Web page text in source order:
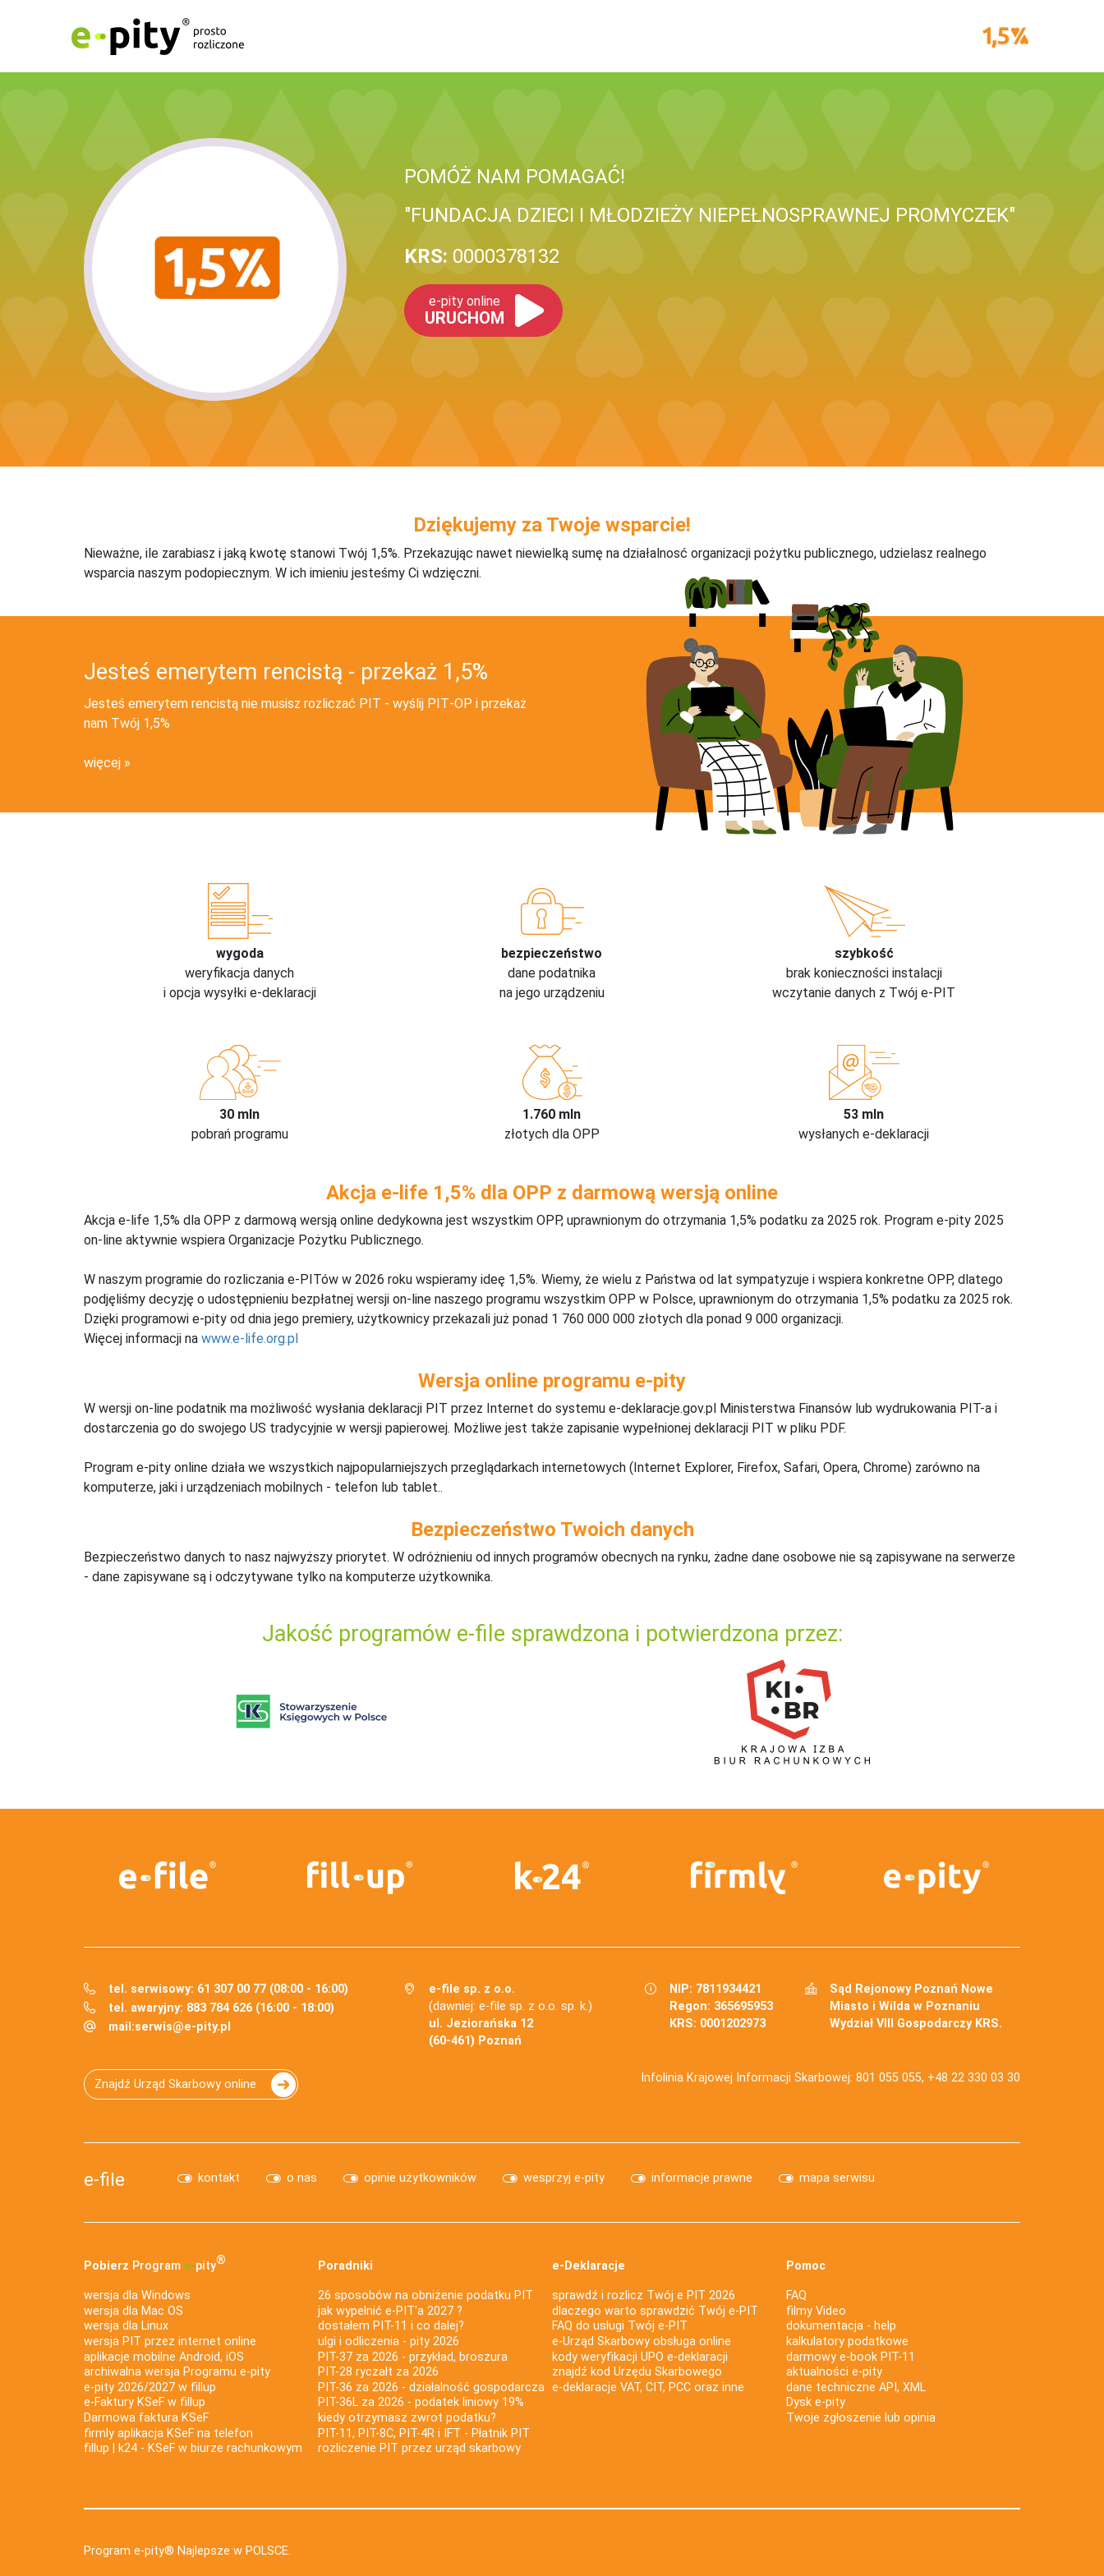
POMÓŻ NAM POMAGAĆ!
"FUNDACJA DZIECI I MŁODZIEŻY NIEPEŁNOSPRAWNEJ PROMYCZEK"
KRS: 0000378132
e-pity online
URUCHOM
Dziękujemy za Twoje wsparcie!
Nieważne, ile zarabiasz i jaką kwotę stanowi Twój 1,5%. Przekazując nawet niewielką sumę na działalnosć organizacji pożytku publicznego, udzielasz realnego
wsparcia naszym podopiecznym. W ich imieniu jesteśmy Ci wdzięczni.
Jesteś emerytem rencistą - przekaż 1,5%
Jesteś emerytem rencistą nie musisz rozliczać PIT - wyślij PIT‑OP i przekaż
nam Twój 1,5%
więcej
wygoda
weryfikacja danych
i opcja wysyłki e-deklaracji
bezpieczeństwo
dane podatnika
na jego urządzeniu
szybkość
brak konieczności instalacji
wczytanie danych z Twój e-PIT
30 mln
pobrań programu
1.760 mln
złotych dla OPP
53 mln
wysłanych e-deklaracji
Akcja e-life 1,5% dla OPP z darmową wersją online
Akcja e-life 1,5% dla OPP z darmową wersją online dedykowna jest wszystkim OPP, uprawnionym do otrzymania 1,5% podatku za 2025 rok. Program e-pity 2025
on-line aktywnie wspiera Organizacje Pożytku Publicznego.
W naszym programie do rozliczania e-PITów w 2026 roku wspieramy ideę 1,5%. Wiemy, że wielu z Państwa od lat sympatyzuje i wspiera konkretne OPP, dlatego
podjęliśmy decyzję o udostępnieniu bezpłatnej wersji on-line naszego programu wszystkim OPP w Polsce, uprawnionym do otrzymania 1,5% podatku za 2025 rok.
Dzięki programowi e-pity od dnia jego premiery, użytkownicy przekazali już ponad 1 760 000 000 złotych dla ponad 9 000 organizacji.
Więcej informacji na www.e-life.org.pl
Wersja online programu e-pity
W wersji on-line podatnik ma możliwość wysłania deklaracji PIT przez Internet do systemu e-deklaracje.gov.pl Ministerstwa Finansów lub wydrukowania PIT-a i
dostarczenia go do swojego US tradycyjnie w wersji papierowej. Możliwe jest także zapisanie wypełnionej deklaracji PIT w pliku PDF.
Program e-pity online działa we wszystkich najpopularniejszych przeglądarkach internetowych (Internet Explorer, Firefox, Safari, Opera, Chrome) zarówno na
komputerze, jaki i urządzeniach mobilnych - telefon lub tablet..
Bezpieczeństwo Twoich danych
Bezpieczeństwo danych to nasz najwyższy priorytet. W odróżnieniu od innych programów obecnych na rynku, żadne dane osobowe nie są zapisywane na serwerze
- dane zapisywane są i odczytywane tylko na komputerze użytkownika.
Jakość programów e-file sprawdzona i potwierdzona przez:
tel. serwisowy: 61 307 00 77 (08:00 - 16:00)
tel. awaryjny: 883 784 626 (16:00 - 18:00)
mail:serwis@e-pity.pl
e-file sp. z o.o.
(dawniej: e-file sp. z o.o. sp. k.)
ul. Jeziorańska 12
(60-461) Poznań
NIP: 7811934421
Regon: 365695953
KRS: 0001202973
Sąd Rejonowy Poznań Nowe
Miasto i Wilda w Poznaniu
Wydział VIII Gospodarczy KRS.
Znajdź Urząd Skarbowy online Infolinia Krajowej Informacji Skarbowej: 801 055 055, +48 22 330 03 30
e-file kontakt o nas opinie użytkowników wesprzyj e-pity informacje prawne mapa serwisu
Pobierz Program e‑pity®
wersja dla Windows
wersja dla Mac OS
wersja dla Linux
wersja PIT przez internet online
aplikacje mobilne Android, iOS
archiwalna wersja Programu e-pity
e-pity 2026/2027 w fillup
e‑Faktury KSeF w fillup
Darmowa faktura KSeF
firmly aplikacja KSeF na telefon
fillup | k24 - KSeF w biurze rachunkowym
Poradniki
26 sposobów na obniżenie podatku PIT
jak wypełnić e-PIT'a 2027 ?
dostałem PIT-11 i co dalej?
ulgi i odliczenia - pity 2026
PIT-37 za 2026 - przykład, broszura
PIT-28 ryczałt za 2026
PIT-36 za 2026 - działalność gospodarcza
PIT-36L za 2026 - podatek liniowy 19%
kiedy otrzymasz zwrot podatku?
PIT-11, PIT-8C, PIT-4R i IFT - Płatnik PIT
rozliczenie PIT przez urząd skarbowy
e-Deklaracje
sprawdź i rozlicz Twój e PIT 2026
dlaczego warto sprawdzić Twój e-PIT
FAQ do usługi Twój e-PIT
e-Urząd Skarbowy obsługa online
kody weryfikacji UPO e-deklaracji
znajdź kod Urzędu Skarbowego
e-deklaracje VAT, CIT, PCC oraz inne
Pomoc
FAQ
filmy Video
dokumentacja - help
kalkulatory podatkowe
darmowy e-book PIT-11
aktualności e-pity
dane techniczne API, XML
Dysk e-pity
Twoje zgłoszenie lub opinia
Program e-pity® Najlepsze w POLSCE.